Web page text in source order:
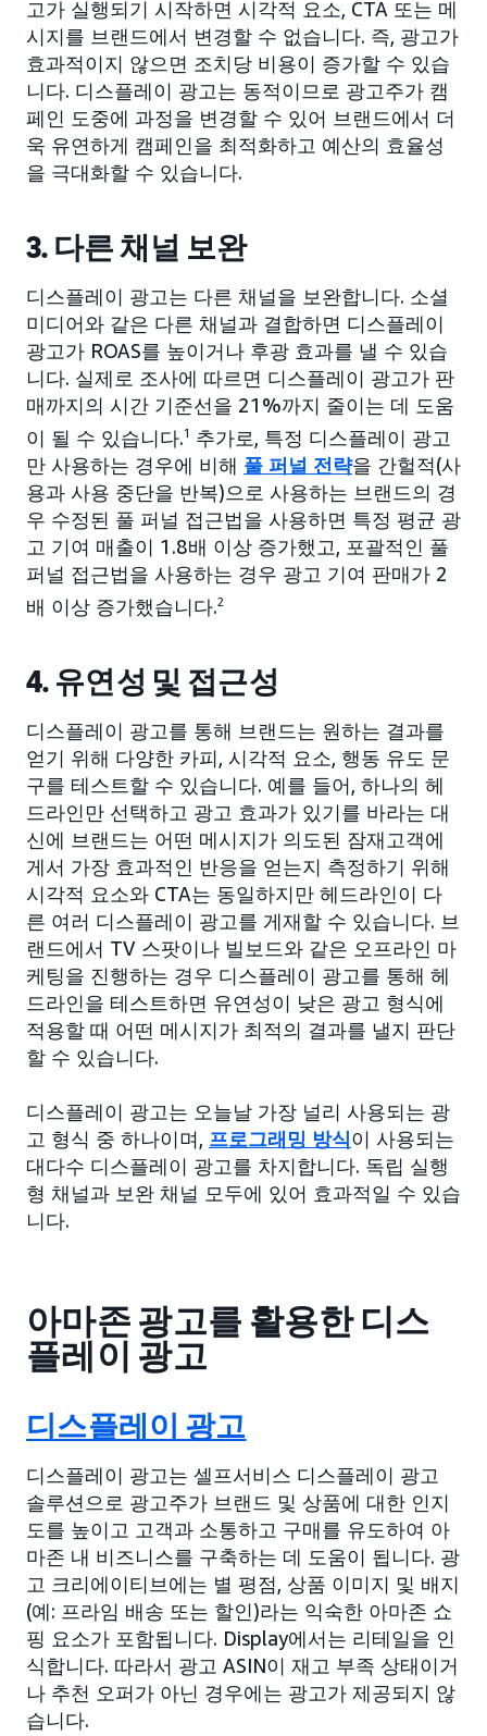
고가 실행되기 시작하면 시각적 요소, CTA 또는 메
시지를 브랜드에서 변경할 수 없습니다. 즉, 광고가
효과적이지 않으면 조치당 비용이 증가할 수 있습
니다. 디스플레이 광고는 동적이므로 광고주가 캠
페인 도중에 과정을 변경할 수 있어 브랜드에서 더
욱 유연하게 캠페인을 최적화하고 예산의 효율성
을 극대화할 수 있습니다.
3. 다른 채널 보완
디스플레이 광고는 다른 채널을 보완합니다. 소셜
미디어와 같은 다른 채널과 결합하면 디스플레이
광고가 ROAS를 높이거나 후광 효과를 낼 수 있습
니다. 실제로 조사에 따르면 디스플레이 광고가 판
매까지의 시간 기준선을 21%까지 줄이는 데 도움
이 될 수 있습니다.1
추가로, 특정 디스플레이 광고
만 사용하는 경우에 비해 풀 퍼널 전략을 간헐적(사
용과 사용 중단을 반복)으로 사용하는 브랜드의 경
우 수정된 풀 퍼널 접근법을 사용하면 특정 평균 광
고 기여 매출이 1.8배 이상 증가했고, 포괄적인 풀
퍼널 접근법을 사용하는 경우 광고 기여 판매가 2
배 이상 증가했습니다.2
4. 유연성 및 접근성
디스플레이 광고를 통해 브랜드는 원하는 결과를
얻기 위해 다양한 카피, 시각적 요소, 행동 유도 문
구를 테스트할 수 있습니다. 예를 들어, 하나의 헤
드라인만 선택하고 광고 효과가 있기를 바라는 대
신에 브랜드는 어떤 메시지가 의도된 잠재고객에
게서 가장 효과적인 반응을 얻는지 측정하기 위해
시각적 요소와 CTA는 동일하지만 헤드라인이 다
른 여러 디스플레이 광고를 게재할 수 있습니다. 브
랜드에서 TV 스팟이나 빌보드와 같은 오프라인 마
케팅을 진행하는 경우 디스플레이 광고를 통해 헤
드라인을 테스트하면 유연성이 낮은 광고 형식에
적용할 때 어떤 메시지가 최적의 결과를 낼지 판단
할 수 있습니다.
디스플레이 광고는 오늘날 가장 널리 사용되는 광
고 형식 중 하나이며, 프로그래밍 방식이 사용되는
대다수 디스플레이 광고를 차지합니다. 독립 실행
형 채널과 보완 채널 모두에 있어 효과적일 수 있습
니다.
아마존 광고를 활용한 디스
플레이 광고
디스플레이 광고
디스플레이 광고는 셀프서비스 디스플레이 광고
솔루션으로 광고주가 브랜드 및 상품에 대한 인지
도를 높이고 고객과 소통하고 구매를 유도하여 아
마존 내 비즈니스를 구축하는 데 도움이 됩니다. 광
고 크리에이티브에는 별 평점, 상품 이미지 및 배지
(예: 프라임 배송 또는 할인)라는 익숙한 아마존 쇼
핑 요소가 포함됩니다. Display에서는 리테일을 인
식합니다. 따라서 광고 ASIN이 재고 부족 상태이거
나 추천 오퍼가 아닌 경우에는 광고가 제공되지 않
습니다.